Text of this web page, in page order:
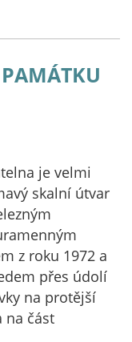
je velmi
skalní útvar
z roku 1972 a
přes údolí
na protější
na část